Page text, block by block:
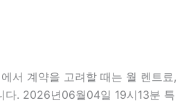
서 계약을 고려할 때는 월 렌트료,
다. 2026년06월04일 19시13분 특